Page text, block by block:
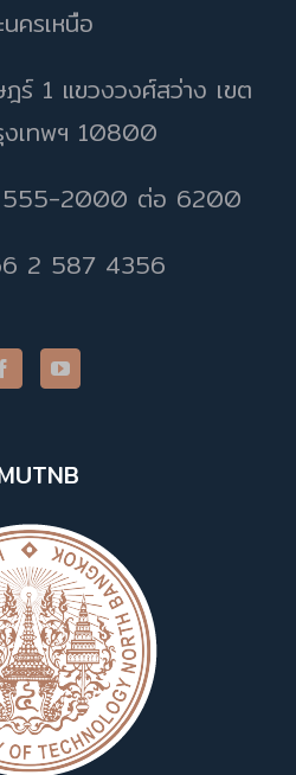
ครเหนือ
ฎร์ 1 แขวงวงศ์สว่าง เขต
งเทพฯ 10800
555-2000 ต่อ 6200
2 587 4356